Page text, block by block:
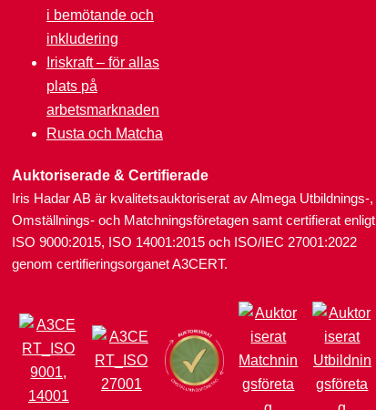
i bemötande och
inkludering
Iriskraft – för allas
plats på
arbetsmarknaden
Rusta och Matcha
Auktoriserade & Certifierade
Iris Hadar AB är kvalitetsauktoriserat av Almega Utbildnings-,
Omställnings- och Matchningsföretagen samt certifierat enligt
ISO 9000:2015, ISO 14001:2015 och ISO/IEC 27001:2022
genom certifieringsorganet A3CERT.